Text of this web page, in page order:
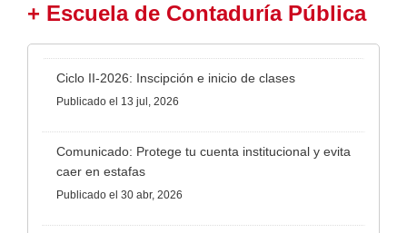
+ Escuela de Contaduría Pública
Ciclo II-2026: Inscipción e inicio de clases
Publicado el 13 jul, 2026
Comunicado: Protege tu cuenta institucional y evita
caer en estafas
Publicado el 30 abr, 2026